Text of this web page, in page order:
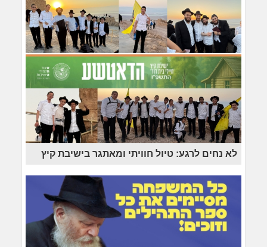
לא נחים לרגע: טיול חוויתי ומאתגר בישיבת קיץ